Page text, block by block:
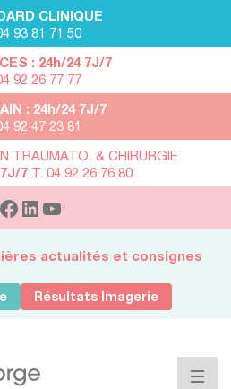
CLINIQUE
93 81 71 50
: 24h/24 7J/7
92 26 77 77
: 24h/24 7J/7
92 47 23 81
TRAUMATO. & CHIRURGIE
7T. 04 92 26 76 80
actualités et consignes
Résultats Imagerie